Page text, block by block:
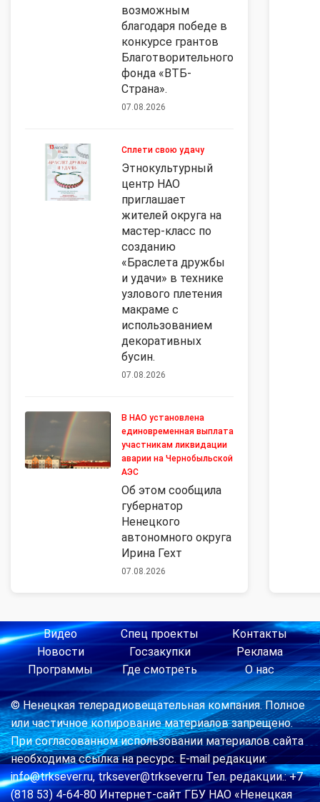
возможным
благодаря победе в
конкурсе грантов
Благотворительного
фонда «ВТБ-
Страна».
07.08.2026
Сплети свою удачу
Этнокультурный
центр НАО
приглашает
жителей округа на
мастер-класс по
созданию
«Браслета дружбы
и удачи» в технике
узлового плетения
макраме с
использованием
декоративных
бусин.
07.08.2026
В НАО установлена
единовременная выплата
участникам ликвидации
аварии на Чернобыльской
АЭС
Об этом сообщила
губернатор
Ненецкого
автономного округа
Ирина Гехт
07.08.2026
Видео
Новости
Программы
Спец проекты
Госзакупки
Где смотреть
Контакты
Реклама
О нас
© Ненецкая телерадиовещательная компания. Полное
или частичное копирование материалов запрещено.
При согласованном использовании материалов сайта
необходима ссылка на ресурс. E-mail редакции:
info@trksever.ru, trksever@trksever.ru Тел. редакции.: +7
(818 53) 4-64-80 Интернет-сайт ГБУ НАО «Ненецкая